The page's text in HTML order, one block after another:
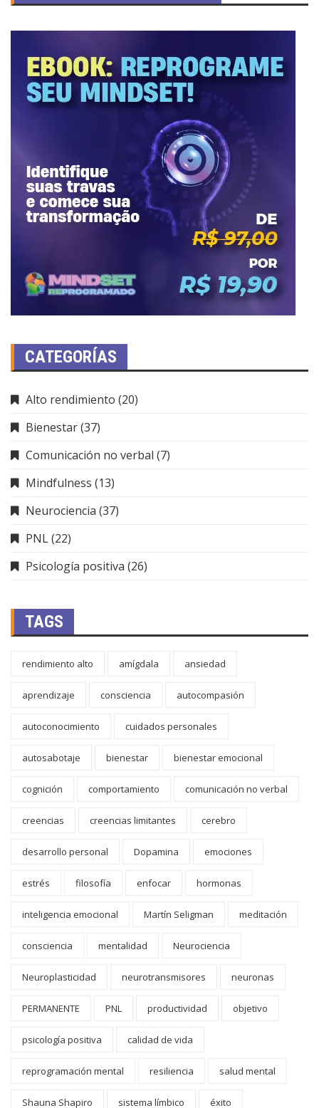
CATEGORÍAS
Alto rendimiento (20)
Bienestar(37)
Comunicación no verbal (7)
Mindfulness (13)
Neurociencia (37)
PNL(22)
Psicología positiva (26)
TAGS
rendimiento alto amígdala ansiedad
aprendizaje consciencia autocompasión
autoconocimiento cuidados personales
autosabotaje bienestar bienestar emocional
cognición comportamiento comunicación no verbal
creencias creencias limitantes cerebro
desarrollo personal Dopamina emociones
estrés filosofía enfocar hormonas
inteligencia emocional Martín Seligman meditación
consciencia mentalidad Neurociencia
Neuroplasticidad neurotransmisores neuronas
PERMANENTE PNL productividad objetivo
psicología positiva calidad de vida
reprogramación mental resiliencia salud mental
Shauna Shapiro sistema límbico éxito